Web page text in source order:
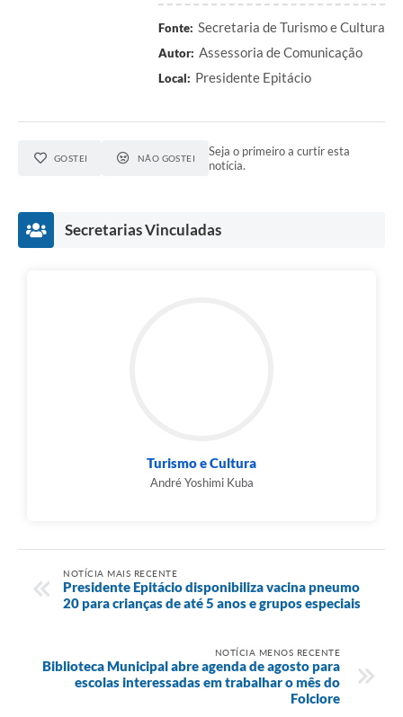
Fonte: Secretaria de Turismo e Cultura
Autor: Assessoria de Comunicação
Local: Presidente Epitácio
GOSTEI NÃO GOSTEI
Seja o primeiro a curtir esta
notícia.
Secretarias Vinculadas
Turismo e Cultura
André Yoshimi Kuba
NOTÍCIA MAIS RECENTE
Presidente Epitácio disponibiliza vacina pneumo
20 para crianças de até 5 anos e grupos especiais
NOTÍCIA MENOS RECENTE
Biblioteca Municipal abre agenda de agosto para
escolas interessadas em trabalhar o mês do
Folclore